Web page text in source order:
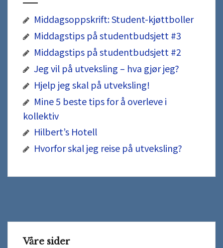
Middagsoppskrift: Student-kjøttboller
Middagstips på studentbudsjett #3
Middagstips på studentbudsjett #2
Jeg vil på utveksling – hva gjør jeg?
Hjelp jeg skal på utveksling!
Mine 5 beste tips for å overleve i
kollektiv
Hilbert’s Hotell
Hvorfor skal jeg reise på utveksling?
Våre sider